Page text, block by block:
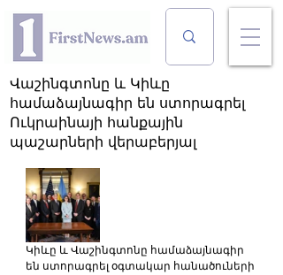
Վաշինգտոնը և Կիևը
համաձայնագիր են ստորագրել
Ուկրաինայի հանքային
պաշարների վերաբերյալ
Կիևը և Վաշինգտոնը համաձայնագիր
են ստորագրել օգտակար հանածուների